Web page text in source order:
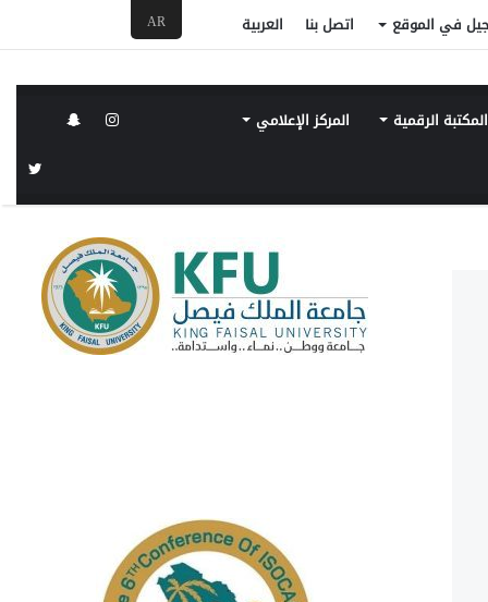
في الموقع اتصل بنا العربية
المكتبة الرقمية المركز الإعلامي
AR